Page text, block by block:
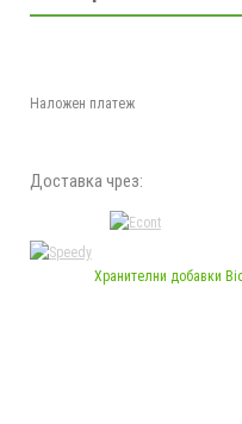
Наложен платеж
Доставка чрез:
Хранителни добавки